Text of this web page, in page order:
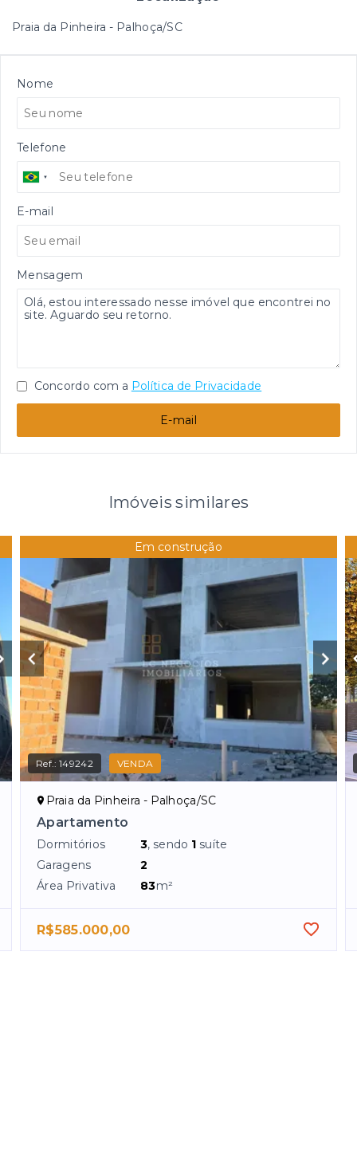
Praia da Pinheira - Palhoça/SC
Nome
Telefone
E-mail
Mensagem
Concordo com a Política de Privacidade
E-mail
Imóveis similares
Em construção
Ref.:149242 VENDA
Praia da Pinheira - Palhoça/SC
Apartamento
Dormitórios 3, sendo 1 suíte
Garagens
2
Área Privativa
83m²
R$585.000,00